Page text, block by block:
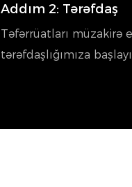
Addım 2: Tərəfdaş
Təfərrüatları müzakirə
tərəfdaşlığımıza